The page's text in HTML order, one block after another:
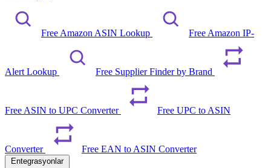
Free Amazon ASIN Lookup Free Amazon IP-
Alert Lookup Free Supplier Finder by Brand
Free ASIN to UPC Converter Free UPC to ASIN
Converter Free EAN to ASIN Converter
Entegrasyonlar